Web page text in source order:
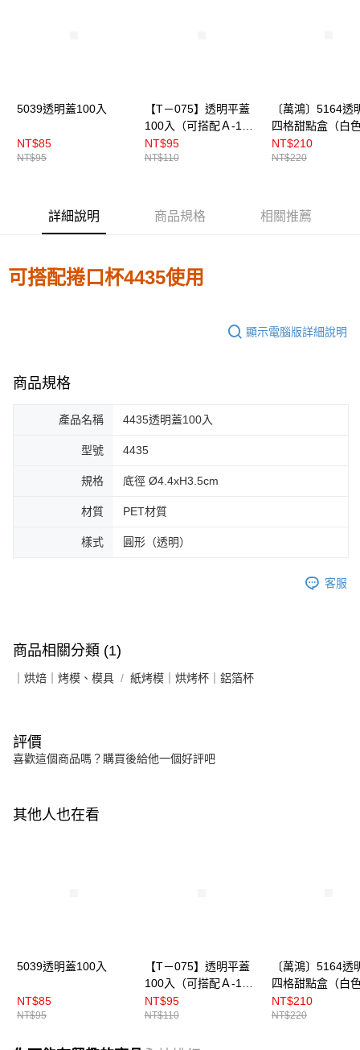
5039透明蓋100入
NT$85
NT$95
【T－075】透明平蓋
100入（可搭配Ａ-140
透明果凍杯）
NT$95
NT$110
〔萬鴻〕5164透
四格甜點盒（白
入
NT$210
NT$220
詳細說明 商品規格 相關推薦
可搭配捲口杯4435使用
顯示電腦版詳細說明
商品規格
產品名稱 4435透明蓋100入
型號 4435
規格 底徑 Ø4.4xH3.5cm
材質 PET材質
樣式 圓形（透明）
客服
商品相關分類 (1)
｜烘焙｜烤模、模具 紙烤模｜烘烤杯｜鋁箔杯
評價
喜歡這個商品嗎？購買後給他一個好評吧
其他人也在看
5039透明蓋100入
NT$85
NT$95
【T－075】透明平蓋
100入（可搭配Ａ-140
透明果凍杯）
NT$95
NT$110
〔萬鴻〕5164透
四格甜點盒（白
入
NT$210
NT$220